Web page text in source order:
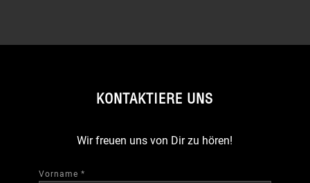
KONTAKTIERE UNS
Wir freuen uns von Dir zu hören!
Vorname *